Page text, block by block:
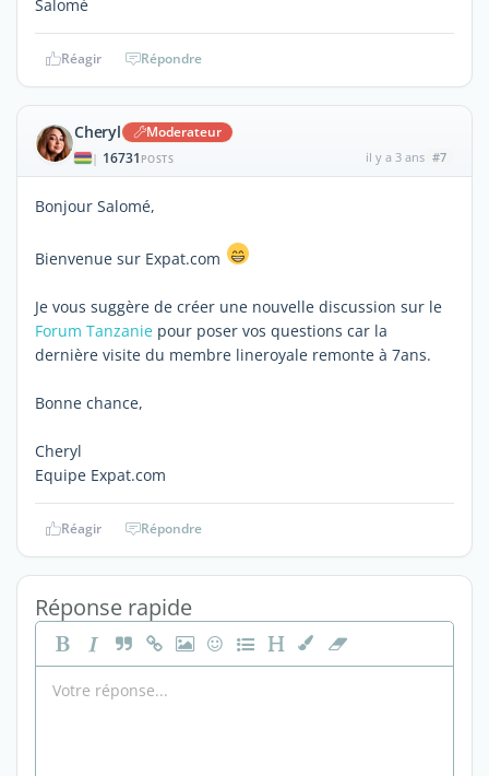
Salomé
Réagir Répondre
Cheryl Moderateur
| 16731 POSTS il y a 3 ans #7
Bonjour Salomé,
Bienvenue sur Expat.com
Je vous suggère de créer une nouvelle discussion sur le
Forum Tanzanie pour poser vos questions car la
dernière visite du membre lineroyale remonte à 7ans.
Bonne chance,
Cheryl
Equipe Expat.com
Réagir Répondre
Réponse rapide